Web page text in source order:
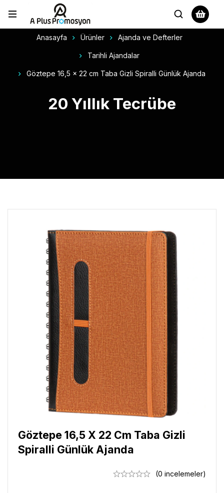
Anasayfa Ürünler Ajanda ve Defterler
Tarihli Ajandalar
Göztepe 16,5 x 22 cm Taba Gizli Spiralli Günlük Ajanda
20 Yıllık Tecrübe
Göztepe 16,5 X 22 Cm Taba Gizli
Spiralli Günlük Ajanda
(0 incelemeler)